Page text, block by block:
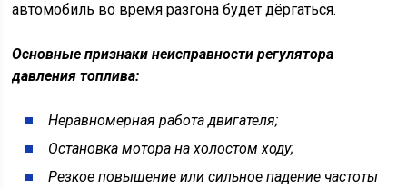
автомобиль во время разгона будет дёргаться.
Основные признаки неисправности регулятора
давления топлива:
Неравномерная работа двигателя;
Остановка мотора на холостом ходу;
Резкое повышение или сильное падение частоты